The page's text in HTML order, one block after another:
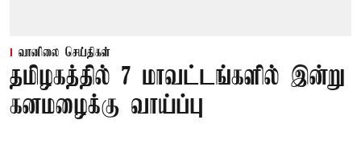
வானிலை செய்திகள்
தமிழகத்தில் 7 மாவட்டங்களில் இன்று
கனமழைக்கு வாய்ப்பு